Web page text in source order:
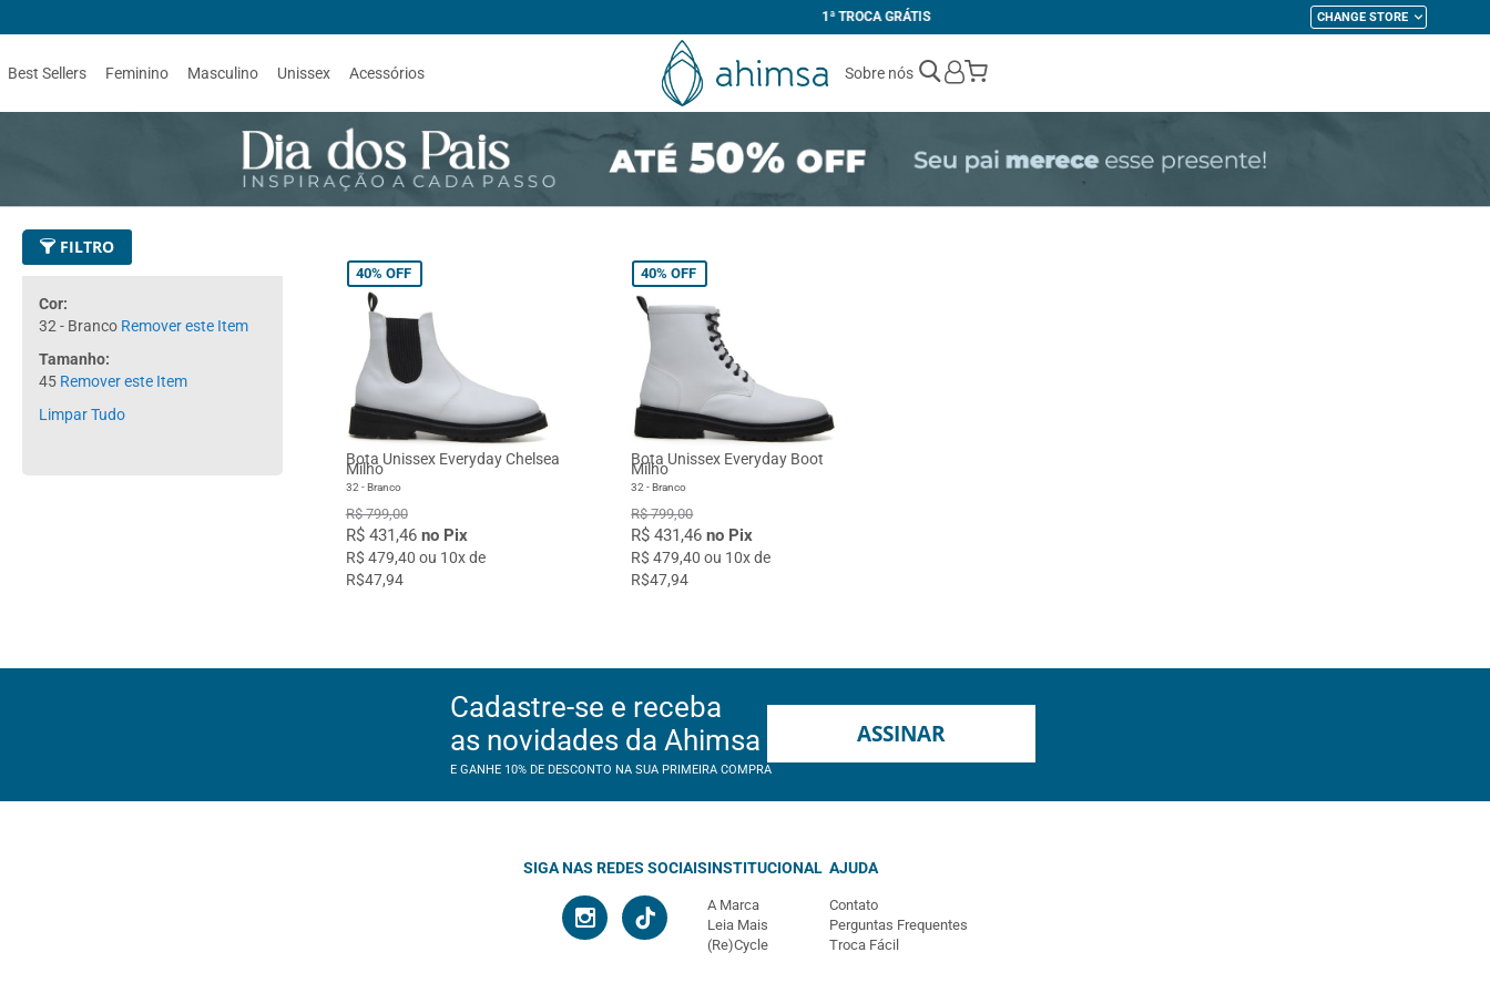
CHANGE STORE
Best Sellers Feminino Masculino Unissex Acessórios Sobre nós
My Cart
FILTRO
Cor
32 - Branco Remover este Item
Tamanho
45 Remover este Item
Limpar Tudo
40% OFF
Bota Unissex Everyday Chelsea
Milho
32 - Branco
R$ 799,00
R$ 431,46 no Pix
R$ 479,40 ou 10x de
R$47,94
40% OFF
Bota Unissex Everyday Boot
Milho
32 - Branco
R$ 799,00
R$ 431,46no Pix
R$ 479,40 ou 10x de
R$47,94
Cadastre-se e receba
as novidades da Ahimsa
E GANHE 10% DE DESCONTO NA SUA PRIMEIRA COMPRA
ASSINAR
SIGA NAS REDES SOCIAISINSTITUCIONAL
A Marca
Leia Mais
(Re)Cycle
AJUDA
Contato
Perguntas Frequentes
Troca Fácil